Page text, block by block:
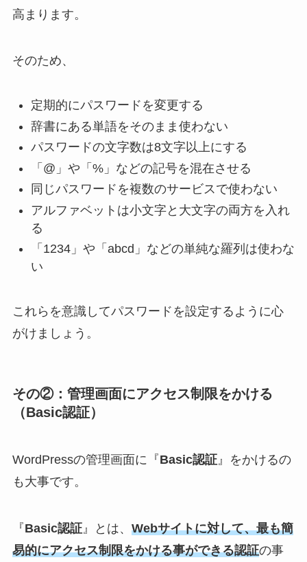
高まります。
そのため、
定期的にパスワードを変更する
辞書にある単語をそのまま使わない
パスワードの文字数は8文字以上にする
「@」や「%」などの記号を混在させる
同じパスワードを複数のサービスで使わない
アルファベットは小文字と大文字の両方を入れ
る
「1234」や「abcd」などの単純な羅列は使わな
い
これらを意識してパスワードを設定するように心
がけましょう。
その②：管理画面にアクセス制限をかける
（Basic認証）
WordPressの管理画面に『Basic認証』をかけるの
も大事です。
『Basic認証』とは、 Webサイトに対して、最も簡
易的にアクセス制限をかける事ができる認証の事